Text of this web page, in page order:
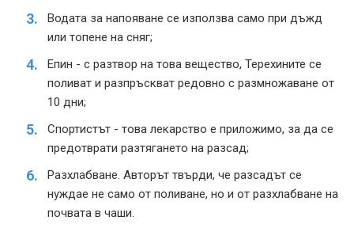
Водата за напояване се използва само при дъжд
или топене на сняг;
Епин - с разтвор на това вещество, Терехините се
поливат и разпръскват редовно с размножаване от
10 дни;
Спортистът - това лекарство е приложимо, за да се
предотврати разтягането на разсад;
Разхлабване. Авторът твърди, че разсадът се
нуждае не само от поливане, но и от разхлабване на
почвата в чаши.